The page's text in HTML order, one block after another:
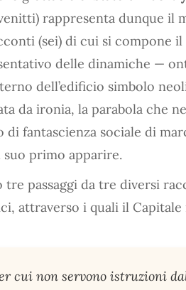
rappresenta dunque il
(sei) di cui si compone
delle dinamiche —
dell’edificio simbolo
da ironia, la parabola che
fantascienza sociale di
suo primo apparire.
tre passaggi da tre diversi
attraverso i quali il
cui non servono istruzioni